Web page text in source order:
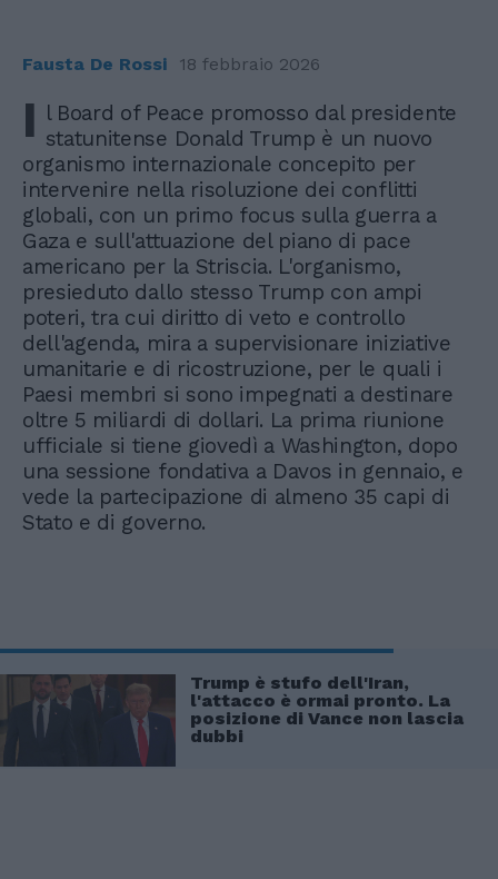
Fausta De Rossi 18 febbraio 2026
I l Board of Peace promosso dal presidente
statunitense Donald Trump è un nuovo
organismo internazionale concepito per
intervenire nella risoluzione dei conflitti
globali, con un primo focus sulla guerra a
Gaza e sull'attuazione del piano di pace
americano per la Striscia. L'organismo,
presieduto dallo stesso Trump con ampi
poteri, tra cui diritto di veto e controllo
dell'agenda, mira a supervisionare iniziative
umanitarie e di ricostruzione, per le quali i
Paesi membri si sono impegnati a destinare
oltre 5 miliardi di dollari. La prima riunione
ufficiale si tiene giovedì a Washington, dopo
una sessione fondativa a Davos in gennaio, e
vede la partecipazione di almeno 35 capi di
Stato e di governo.
Trump è stufo dell'Iran,
l'attacco è ormai pronto. La
posizione di Vance non lascia
dubbi